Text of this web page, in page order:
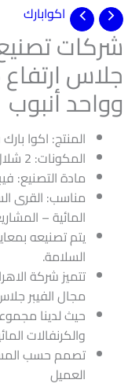
اكوابارك
شركات
وواحد أنبوب
المنتج: اكوا بارك
المكونات: 2 شلال 140 سم + 1 أنبوب فيبر جلاس.
مادة التصنيع:
مناسب: القرى
المائية –
يتم تصنيعه
السلامة.
تتميز شركة
مجال الفيبر
حيث لدينا
والكرنفالات
تصمم حسب
العميل